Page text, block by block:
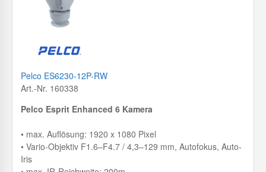
Pelco ES6230-12P-RW
Art.-Nr. 160338
Pelco Esprit Enhanced 6 Kamera
• max. Auflösung: 1920 x 1080 Pixel
• Vario-Objektiv F1.6–F4.7 / 4,3–129 mm, Autofokus, Auto-
Iris